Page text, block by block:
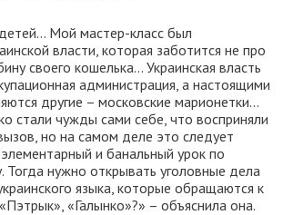
Мой мастер-класс был
власти, которая заботится не про
своего кошелька... Украинская власть
администрация, а настоящими
другие – московские марионетки...
стали чужды сами себе, что восприняли
но на самом деле это следует
и банальный урок по
Тогда нужно открывать уголовные дела
языка, которые обращаются к
«Галынко»?» – объяснила она.